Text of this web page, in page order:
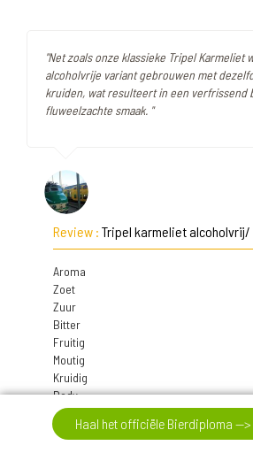
"Net zoals onze klassieke Tripel Karmeliet
alcoholvrije variant gebrouwen met
kruiden, wat resulteert in een verfrissend
fluweelzachte smaak. "
Review : Tripel karmeliet alcoholvrij/
Aroma
Zoet
Zuur
Bitter
Fruitig
Moutig
Kruidig
Body
Koolzuur
AlcoholHaal het officiële Bierdiploma -->